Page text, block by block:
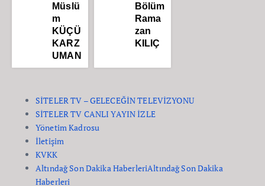
Müslü
m
KÜÇÜ
KARZ
UMAN
Bölüm
Rama
zan
KILIÇ
SİTELER TV – GELECEĞİN TELEVİZYONU
SİTELER TV CANLI YAYIN İZLE
Yönetim Kadrosu
İletişim
KVKK
Altındağ Son Dakika HaberleriAltındağ Son Dakika
Haberleri